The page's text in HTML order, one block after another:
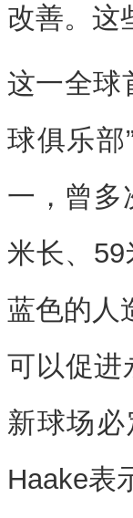
改善。这
这一全球
球俱乐
一，曾多
米长、
蓝色的人
可以促进
新球场
Haake表